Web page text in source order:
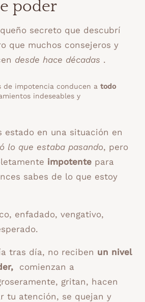
poder
secreto que descubrí
que muchos consejeros y
desde hace décadas .
de impotencia conducen a todo
indeseables y
estado en una situación en
lo que estaba pasando, pero
impotente para
sabes de lo que estoy
enfadado, vengativo,
tras día, no reciben un nivel
comienzan a
gritan, hacen
tu atención, se quejan y